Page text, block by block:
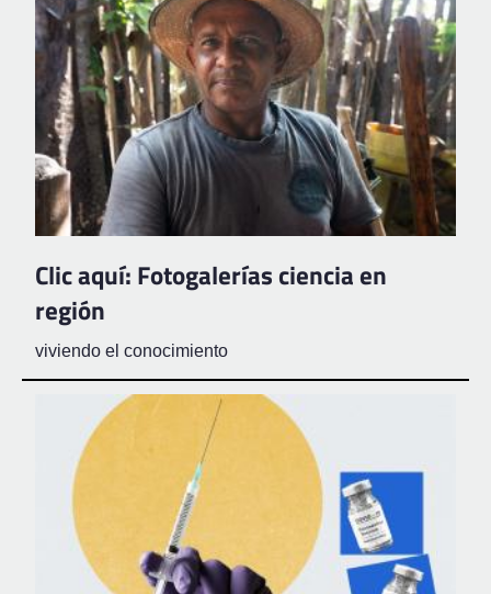
Clic aquí: Fotogalerías ciencia en
región
viviendo el conocimiento